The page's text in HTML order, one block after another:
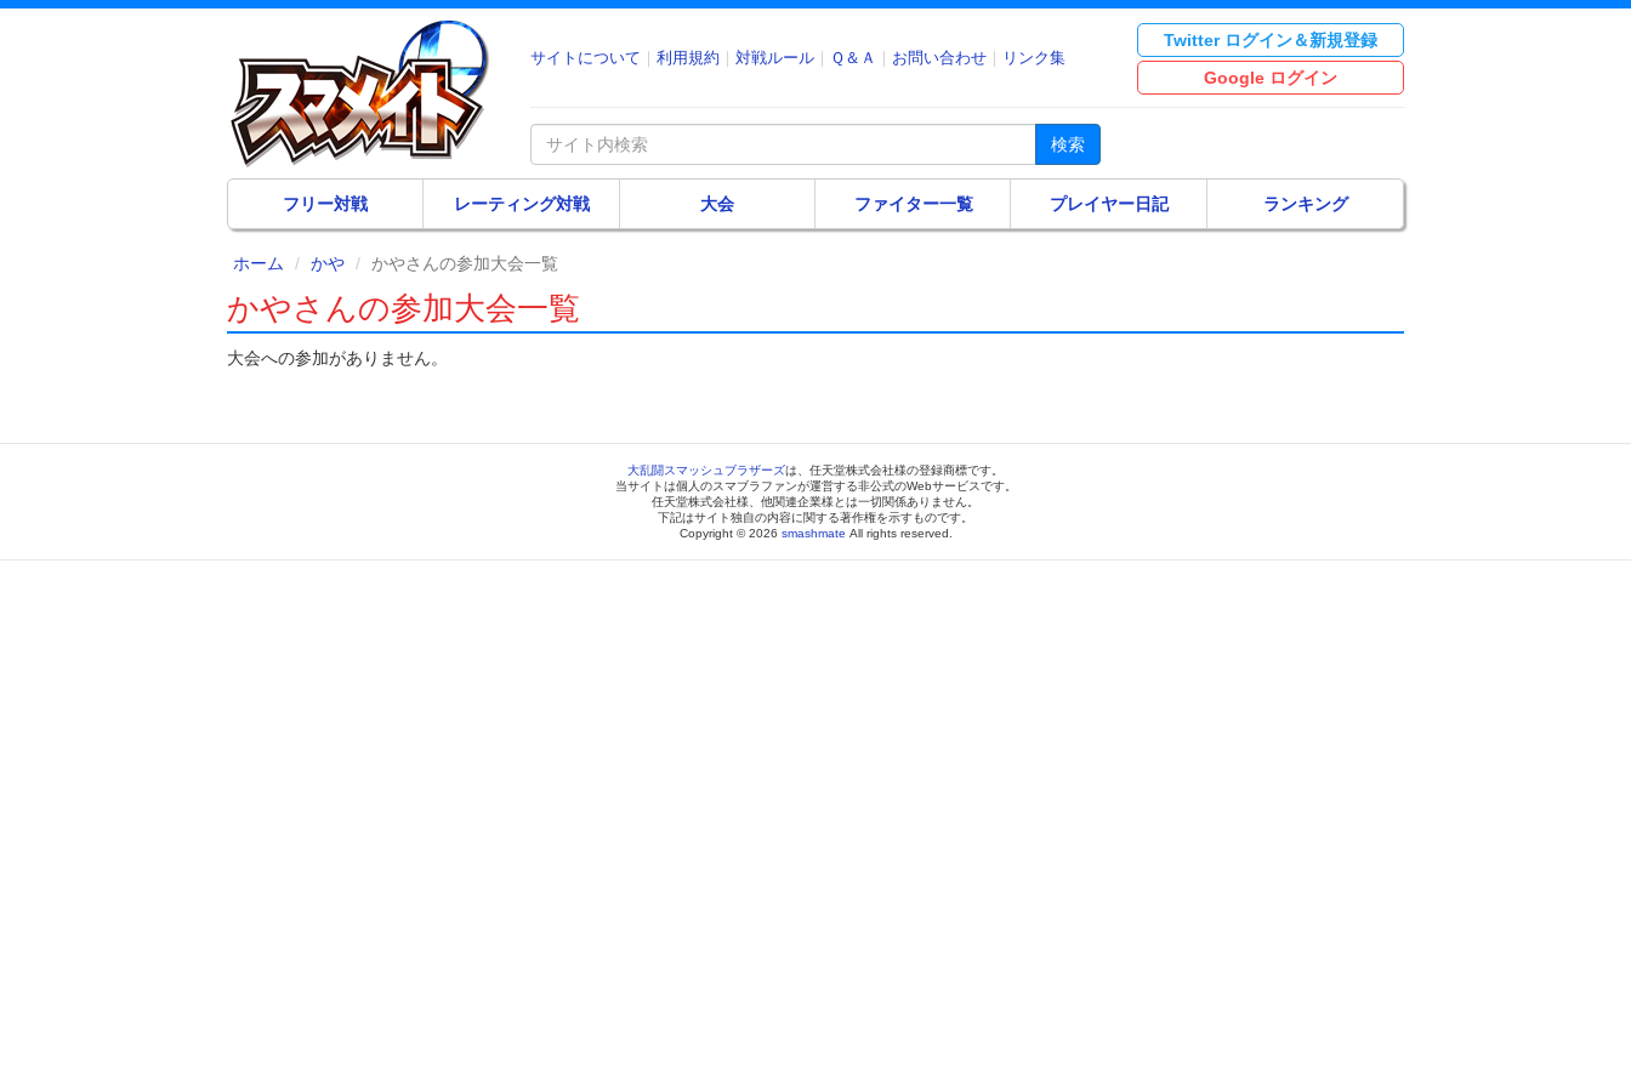
サイトについて 利用規約 対戦ルール Ｑ＆Ａ お問い合わせ リンク集
Twitter ログイン＆新規登録
Google ログイン
検索
フリー対戦 レーティング対戦 大会 ファイター一覧 プレイヤー日記 ランキング
ホーム かや かやさんの参加大会一覧
かやさんの参加大会一覧
大会への参加がありません。
大乱闘スマッシュブラザーズは、任天堂株式会社様の登録商標です。
当サイトは個人のスマブラファンが運営する非公式のWebサービスです。
任天堂株式会社様、他関連企業様とは一切関係ありません。
下記はサイト独自の内容に関する著作権を示すものです。
Copyright © 2026 smashmate All rights reserved.